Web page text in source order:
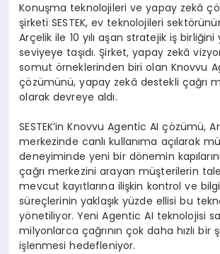
Konuşma teknolojileri ve yapay zekâ
şirketi SESTEK, ev teknolojileri
Arçelik ile 10 yılı aşan stratejik iş birliğini
seviyeye taşıdı. Şirket, yapay zekâ
somut örneklerinden biri olan Knovvu
çözümünü, yapay zekâ destekli çağrı
olarak devreye aldı.
SESTEK’in Knovvu Agentic AI çözümü,
merkezinde canlı kullanıma açılarak
deneyiminde yeni bir dönemin
çağrı merkezini arayan müşterilerin
mevcut kayıtlarına ilişkin kontrol ve
süreçlerinin yaklaşık yüzde ellisi bu
yönetiliyor. Yeni Agentic AI teknolojisi
milyonlarca çağrının çok daha hızlı bir
işlenmesi hedefleniyor.